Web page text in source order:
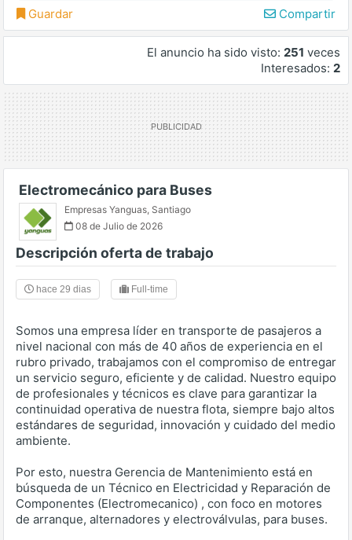
Guardar Compartir
El anuncio ha sido visto: 251 veces
Interesados: 2
Electromecánico para Buses
Empresas Yanguas, Santiago
08 de Julio de 2026
Descripción oferta de trabajo
hace 29 dias Full-time
Somos una empresa líder en transporte de pasajeros a
nivel nacional con más de 40 años de experiencia en el
rubro privado, trabajamos con el compromiso de entregar
un servicio seguro, eficiente y de calidad. Nuestro equipo
de profesionales y técnicos es clave para garantizar la
continuidad operativa de nuestra flota, siempre bajo altos
estándares de seguridad, innovación y cuidado del medio
ambiente.
Por esto, nuestra Gerencia de Mantenimiento está en
búsqueda de un Técnico en Electricidad y Reparación de
Componentes (Electromecanico) , con foco en motores
de arranque, alternadores y electroválvulas, para buses.